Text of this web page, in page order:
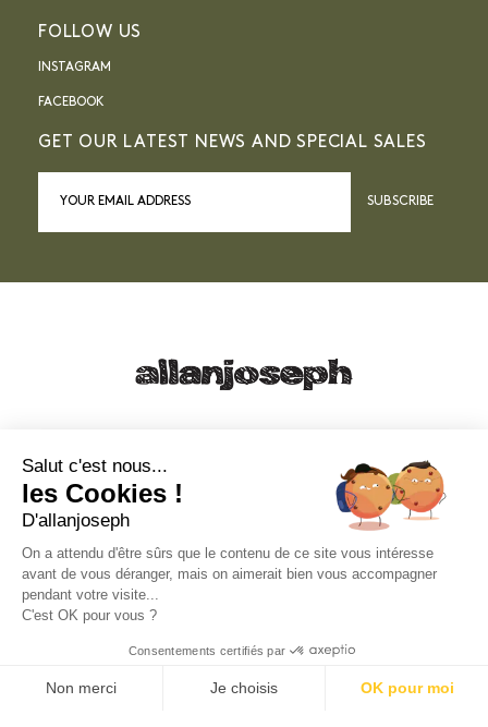
FOLLOW US
INSTAGRAM
FACEBOOK
GET OUR LATEST NEWS AND SPECIAL SALES
SUBSCRIBE
49, RUE FRANCIS DAVSO - 13001 MARSEILLE
eshop@allanjoseph.com
Salut c'est nous...
les Cookies !
D'allanjoseph
On a attendu d'être sûrs que le contenu de ce site vous intéresse
avant de vous déranger, mais on aimerait bien vous accompagner
pendant votre visite...
C'est OK pour vous ?
Consentements certifiés par
Non merci Je choisis OK pour moi